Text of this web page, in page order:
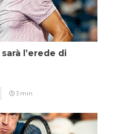
l’erede di
3 min